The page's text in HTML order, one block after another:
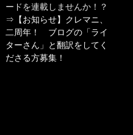
ードを連載しませんか！？
⇒ 【お知らせ】クレマニ、
二周年！ ブログの「ライ
ターさん」と翻訳をしてく
ださる方募集！